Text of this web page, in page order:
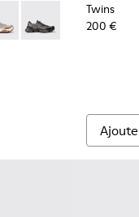
matières
008 003
2 - K101069-002
Karst 2 - K101069-001
Twins
200 €